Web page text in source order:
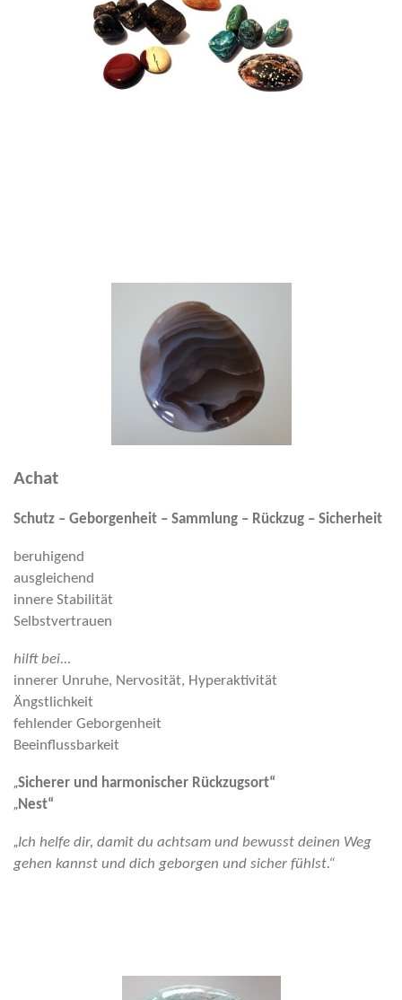
Achat
Schutz – Geborgenheit – Sammlung – Rückzug – Sicherheit
beruhigend
ausgleichend
innere Stabilität
Selbstvertrauen
hilft bei...
innerer Unruhe, Nervosität, Hyperaktivität
Ängstlichkeit
fehlender Geborgenheit
Beeinflussbarkeit
„Sicherer und harmonischer Rückzugsort“
„Nest“
„Ich helfe dir, damit du achtsam und bewusst deinen Weg
gehen kannst und dich geborgen und sicher fühlst.“